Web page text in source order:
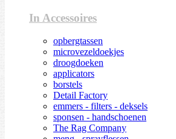
In Accessoires
opbergtassen
microvezeldoekjes
droogdoeken
applicators
borstels
Detail Factory
emmers - filters - deksels
sponsen - handschoenen
The Rag Company